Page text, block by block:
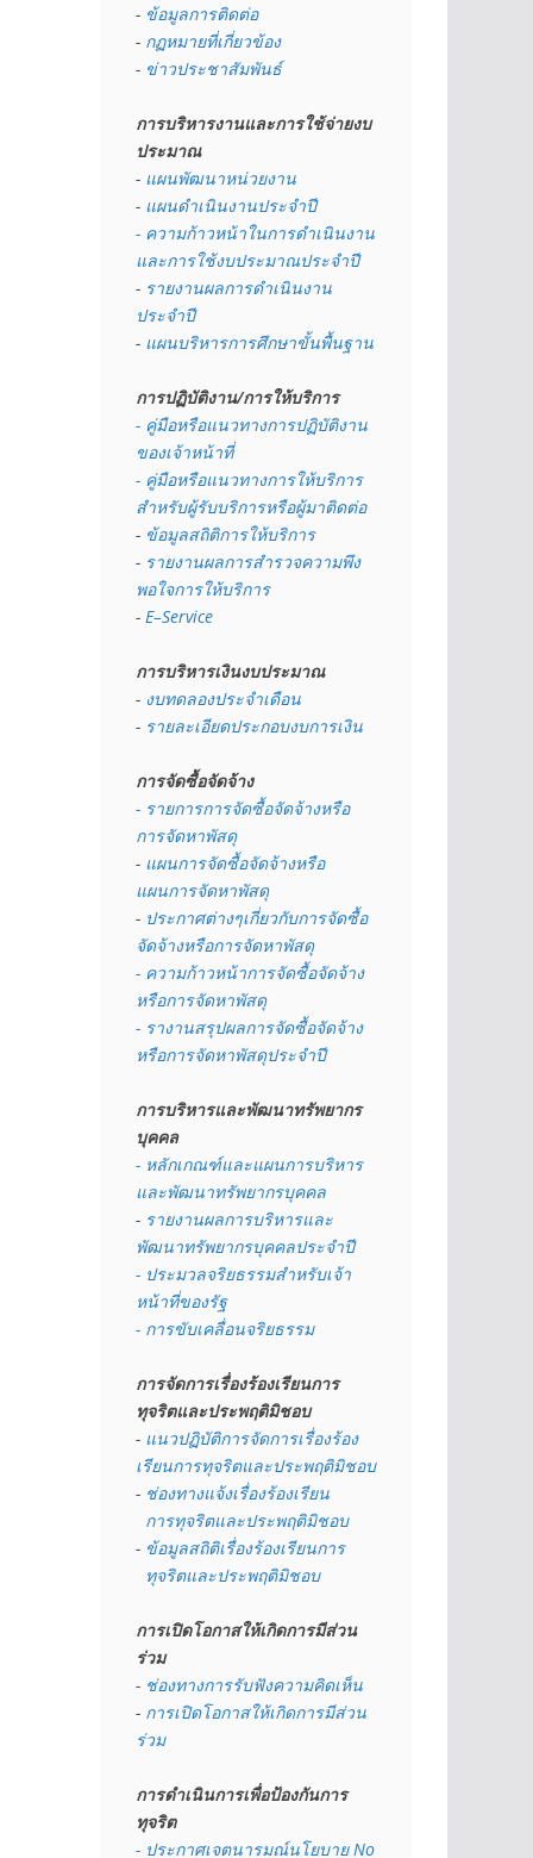
- ข้อมูลการติดต่อ
- กฏหมายที่เกี่ยวข้อง
- ข่าวประชาสัมพันธ์
การบริหารงานและการใช้จ่ายงบ
ประมาณ
- แผนพัฒนาหน่วยงาน
- แผนดำเนินงานประจำปี
- ความก้าวหน้าในการดำเนินงาน
และการใช้งบประมาณประจำปี
- รายงานผลการดำเนินงาน
ประจำปี
- แผนบริหารการศึกษาขั้นพื้นฐาน
การปฏิบัติงาน/การให้บริการ
- คู่มือหรือแนวทางการปฏิบัติงาน
ของเจ้าหน้าที่
- คู่มือหรือแนวทางการให้บริการ
สำหรับผู้รับบริการหรือผู้มาติดต่อ
- ข้อมูลสถิติการให้บริการ
- รายงานผลการสำรวจความพึง
พอใจการให้บริการ
- E–Service
การบริหารเงินงบประมาณ
- งบทดลองประจำเดือน
- รายละเอียดประกอบงบการเงิน
การจัดซื้อจัดจ้าง
- รายการการจัดซื้อจัดจ้างหรือ
การจัดหาพัสดุ
- แผนการจัดซื้อจัดจ้างหรือ
แผนการจัดหาพัสดุ
- ประกาศต่างๆเกี่ยวกับการจัดซื้อ
จัดจ้างหรือการจัดหาพัสดุ
- ความก้าวหน้าการจัดซื้อจัดจ้าง
หรือการจัดหาพัสดุ
- รางานสรุปผลการจัดซื้อจัดจ้าง
หรือการจัดหาพัสดุประจำปี
การบริหารและพัฒนาทรัพยากร
บุคคล
- หลักเกณฑ์และแผนการบริหาร
และพัฒนาทรัพยากรบุคคล
- รายงานผลการบริหารและ
พัฒนาทรัพยากรบุคคลประจำปี
- ประมวลจริยธรรมสำหรับเจ้า
หน้าที่ของรัฐ
- การขับเคลื่อนจริยธรรม
การจัดการเรื่องร้องเรียนการ
ทุจริตและประพฤติมิชอบ
- แนวปฏิบัติการจัดการเรื่องร้อง
เรียนการทุจริตและประพฤติมิชอบ
- ช่องทางแจ้งเรื่องร้องเรียน
  การทุจริตและประพฤติมิชอบ
- ข้อมูลสถิติเรื่องร้องเรียนการ
  ทุจริตและประพฤติมิชอบ
การเปิดโอกาสให้เกิดการมีส่วน
ร่วม
- ช่องทางการรับฟังความคิดเห็น
- การเปิดโอกาสให้เกิดการมีส่วน
ร่วม
การดำเนินการเพื่อป้องกันการ
ทุจริต
- ประกาศเจตนารมณ์นโยบาย No